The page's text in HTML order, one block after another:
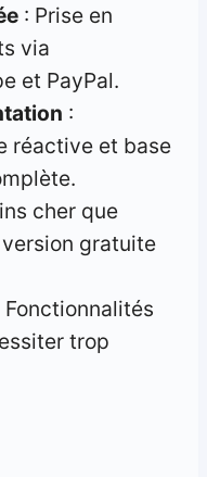
: Prise en
via
et PayPal.
:
réactive et base
cher que
gratuite
Fonctionnalités
trop